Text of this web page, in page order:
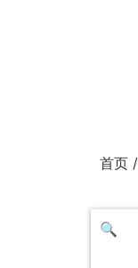
首页 /
🔍